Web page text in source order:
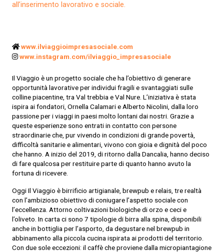
all’inserimento lavorativo e sociale.
www.ilviaggioimpresasociale.com
www.instagram.com/ilviaggio_impresasociale
Il Viaggio è un progetto sociale che ha l’obiettivo di generare
opportunità lavorative per individui fragili e svantaggiati sulle
colline piacentine, tra Val trebbia e Val Nure. L’iniziativa è stata
ispira ai fondatori, Ornella Calamari e Alberto Nicolini, dalla loro
passione per i viaggi in paesi molto lontani dai nostri. Grazie a
queste esperienze sono entrati in contatto con persone
straordinarie che, pur vivendo in condizioni di grande povertà,
difficoltà sanitarie e alimentari, vivono con gioia e dignità del poco
che hanno. A inizio del 2019, di ritorno dalla Dancalia, hanno deciso
di fare qualcosa per restituire parte di quanto hanno avuto la
fortuna di ricevere.
Oggi Il Viaggio è birrificio artigianale, brewpub e relais, tre realtà
con l’ambizioso obiettivo di coniugare l’aspetto sociale con
l’eccellenza. Attorno coltivazioni biologiche di orzo e ceci e
l’oliveto. In carta ci sono 7 tipologie di birra alla spina, disponibili
anche in bottiglia per l’asporto, da degustare nel brewpub in
abbinamento alla piccola cucina ispirata ai prodotti del territorio.
Con due sole eccezioni: il caffè che proviene dalla micropiantagione